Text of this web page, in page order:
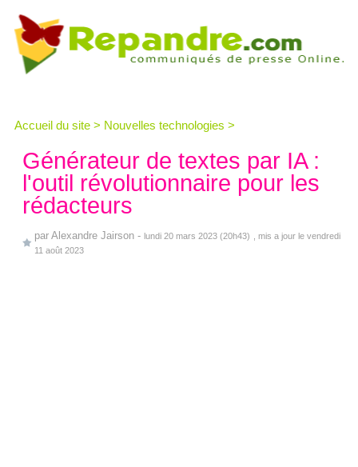
Accueil du site > Nouvelles technologies >
Générateur de textes par IA :
l'outil révolutionnaire pour les
rédacteurs
par Alexandre Jairson - lundi 20 mars 2023 (20h43)
, mis a jour le vendredi
11 août 2023